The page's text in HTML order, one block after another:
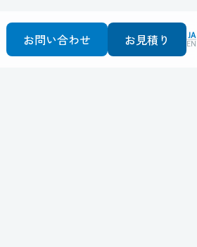
お問い合わせ お見積り EN
JA